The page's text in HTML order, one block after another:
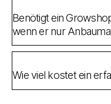
Benötigt ein
wenn er nur
Wie viel kostet ein